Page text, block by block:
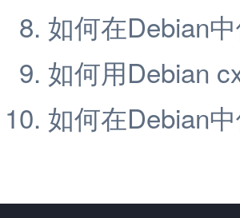
如何在Debian
如何用Debian
如何在Debian